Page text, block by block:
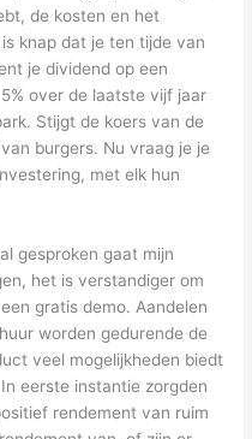
de kosten en het
knap dat je ten tijde van
je dividend op een
over de laatste vijf jaar
Stijgt de koers van de
burgers. Nu vraag je je
met elk hun
gesproken gaat mijn
het is verstandiger om
gratis demo. Aandelen
worden gedurende de
veel mogelijkheden biedt
eerste instantie zorgden
rendement van ruim